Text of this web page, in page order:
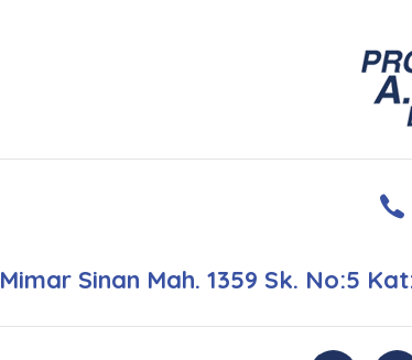
Mimar Sinan Mah. 1359 Sk. No:5